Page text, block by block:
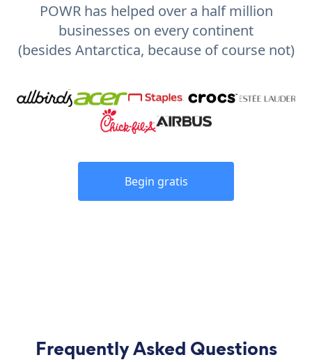
POWR has helped over a half million
businesses on every continent
(besides Antarctica, because of course not)
Begin gratis
Frequently Asked Questions